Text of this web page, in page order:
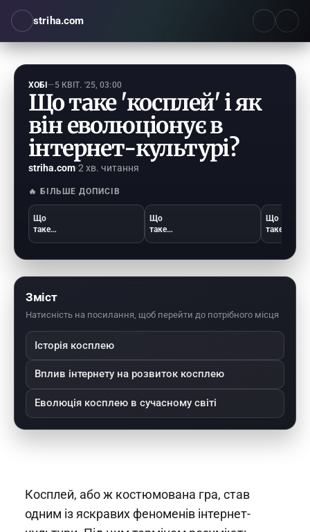
striha.com
ХОБІ —5 КВІТ. '25, 03:00
Що таке 'косплей' і як
він еволюціонує в
інтернет-культурі?
striha.com·2 хв. читання
🔥 БІЛЬШЕ ДОПИСІВ
Що
таке
'коротк
культур
чому
захопл
ює
інтерне
т?
Що
таке
'піксель
чому
платфо
рмах як
Що
таке
'аніме-
естетик
а' і чому
ежі?
Зміст
Натисність на посилання, щоб перейти до потрібного місця
Історія косплею
Вплив інтернету на розвиток косплею
Еволюція косплею в сучасному світі
Косплей, або ж костюмована гра, став
одним із яскравих феноменів інтернет-